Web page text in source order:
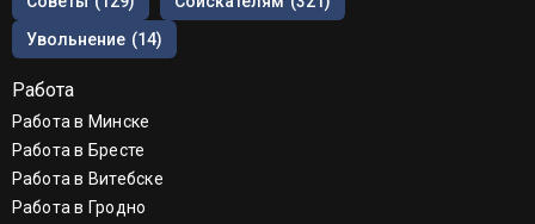
Увольнение (14)
Работа
Работа в Минске
Работа в Бресте
Работа в Витебске
Работа в Гродно